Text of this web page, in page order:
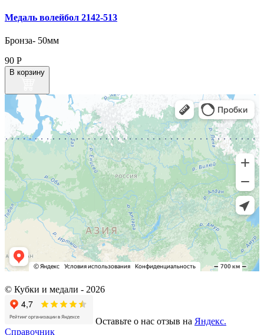
Медаль волейбол 2142-513
Бронза- 50мм
90 Р
В корзину
© Кубки и медали - 2026
Оставьте о нас отзыв на Яндекс.
Справочник